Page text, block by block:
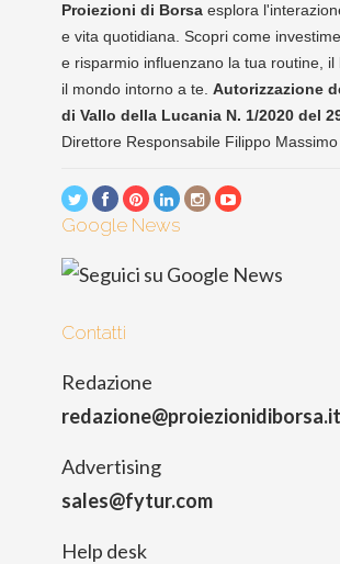
Proiezioni di Borsa esplora
e vita quotidiana. Scopri come
e risparmio influenzano la tua routine, il
il mondo intorno a te. Autorizzazione
di Vallo della Lucania N. 1/2020 del
Direttore Responsabile Filippo Massimo
Google News
Contatti
Redazione
redazione@proiezionidiborsa.it
Advertising
sales@fytur.com
Help desk